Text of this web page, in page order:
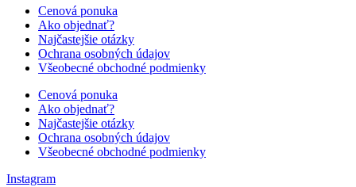
Cenová ponuka
Ako objednať?
Najčastejšie otázky
Ochrana osobných údajov
Všeobecné obchodné podmienky
Cenová ponuka
Ako objednať?
Najčastejšie otázky
Ochrana osobných údajov
Všeobecné obchodné podmienky
Instagram